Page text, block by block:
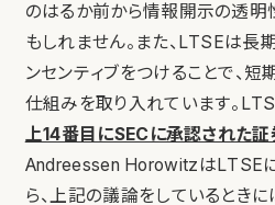
のはるか前から情報開示の透明
もしれません。また、LTSEは
ンセンティブをつけることで、
仕組みを取り入れています。
上14番目にSECに承認された証
Andreessen HorowitzはLTSE
ら、上記の議論をしているとき